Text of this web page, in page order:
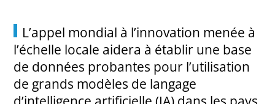
L’appel mondial à l’innovation menée à
l’échelle locale aidera à établir une base
de données probantes pour l’utilisation
de grands modèles de langage